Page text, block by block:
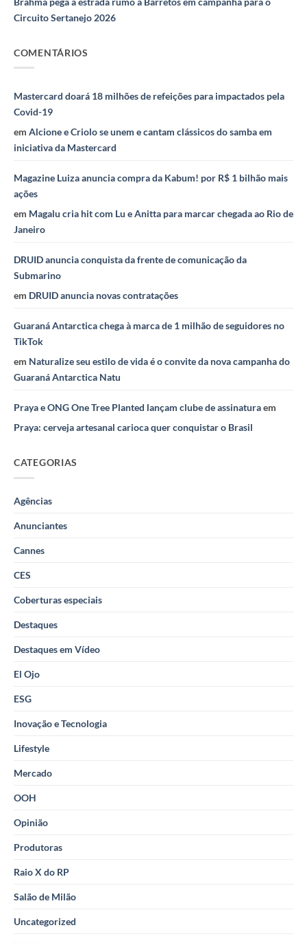
Circuito Sertanejo 2026
COMENTÁRIOS
Mastercard doará 18 milhões de refeições para impactados pela
Covid-19
em Alcione e Criolo se unem e cantam clássicos do samba em
iniciativa da Mastercard
Magazine Luiza anuncia compra da Kabum! por R$ 1 bilhão mais
ações
em Magalu cria hit com Lu e Anitta para marcar chegada ao Rio de
Janeiro
DRUID anuncia conquista da frente de comunicação da
Submarino
em DRUID anuncia novas contratações
Guaraná Antarctica chega à marca de 1 milhão de seguidores no
TikTok
em Naturalize seu estilo de vida é o convite da nova campanha do
Guaraná Antarctica Natu
Praya e ONG One Tree Planted lançam clube de assinaturaem
Praya: cerveja artesanal carioca quer conquistar o Brasil
CATEGORIAS
Agências
Anunciantes
Cannes
CES
Coberturas especiais
Destaques
Destaques em Vídeo
El Ojo
ESG
Inovação e Tecnologia
Lifestyle
Mercado
OOH
Opinião
Produtoras
Raio X do RP
Salão de Milão
Uncategorized